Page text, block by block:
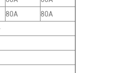
80A
80A